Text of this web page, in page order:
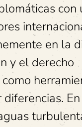
con
en la
y el derecho